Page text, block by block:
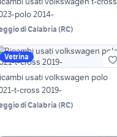
polo 2014-
di Calabria (RC)
Vetrina
usati volkswagen polo
t-cross 2019-
di Calabria (RC)